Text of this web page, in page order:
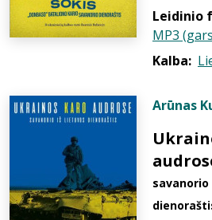
Leidinio
MP3
Kalba:
Arūnas